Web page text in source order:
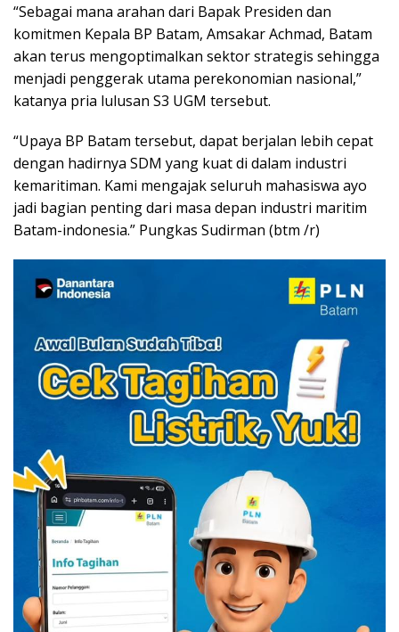
“Sebagai mana arahan dari Bapak Presiden dan
komitmen Kepala BP Batam, Amsakar Achmad, Batam
akan terus mengoptimalkan sektor strategis sehingga
menjadi penggerak utama perekonomian nasional,”
katanya pria lulusan S3 UGM tersebut.
“Upaya BP Batam tersebut, dapat berjalan lebih cepat
dengan hadirnya SDM yang kuat di dalam industri
kemaritiman. Kami mengajak seluruh mahasiswa ayo
jadi bagian penting dari masa depan industri maritim
Batam-indonesia.” Pungkas Sudirman (btm /r)